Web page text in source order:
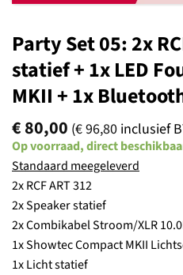
Party Set 05: 2x
statief + 1x LED
MKII + 1x
€80,00 (€96,80 inclusief
Op voorraad, direct
Standaard meegeleverd
2x RCF ART 312
2x Speaker statief
2x Combikabel Stroom/XLR
1x Showtec Compact MKII
1x Licht statief